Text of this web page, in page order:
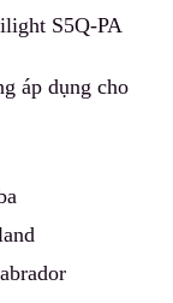
S5Q-PA
áp dụng cho